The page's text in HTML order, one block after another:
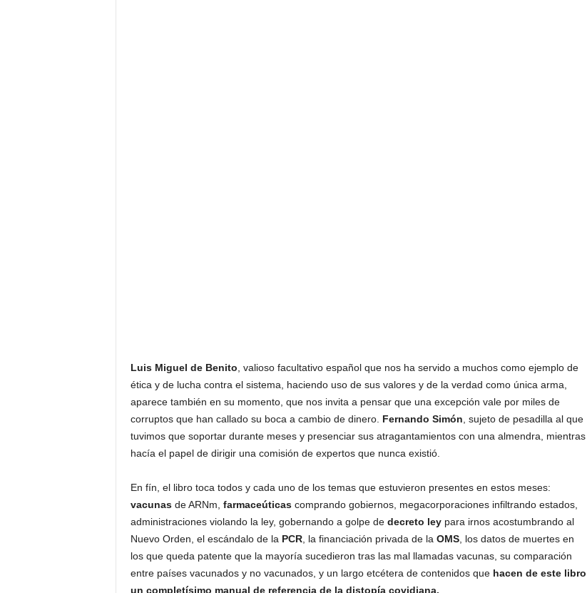
Luis Miguel de Benito , valioso facultativo español que nos ha servido a muchos como ejemplo de
ética y de lucha contra el sistema, haciendo uso de sus valores y de la verdad como única arma,
aparece también en su momento, que nos invita a pensar que una excepción vale por miles de
corruptos que han callado su boca a cambio de dinero. Fernando Simón , sujeto de pesadilla al que
tuvimos que soportar durante meses y presenciar sus atragantamientos con una almendra, mientras
hacía el papel de dirigir una comisión de expertos que nunca existió.
En fín, el libro toca todos y cada uno de los temas que estuvieron presentes en estos meses:
vacunasde ARNm, farmaceúticascomprando gobiernos, megacorporaciones infiltrando estados,
administraciones violando la ley, gobernando a golpe de decreto leypara irnos acostumbrando al
Nuevo Orden, el escándalo de la PCR, la financiación privada de la OMS, los datos de muertes en
los que queda patente que la mayoría sucedieron tras las mal llamadas vacunas, su comparación
entre países vacunados y no vacunados, y un largo etcétera de contenidos que hacen de este libro
un completísimo manual de referencia de la distopía covidiana.